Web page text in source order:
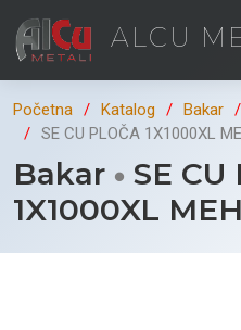
ALCU
Početna Katalog Bakar
SE CU PLOČA 1X1000XL
Bakar
SE CU
1X1000XL